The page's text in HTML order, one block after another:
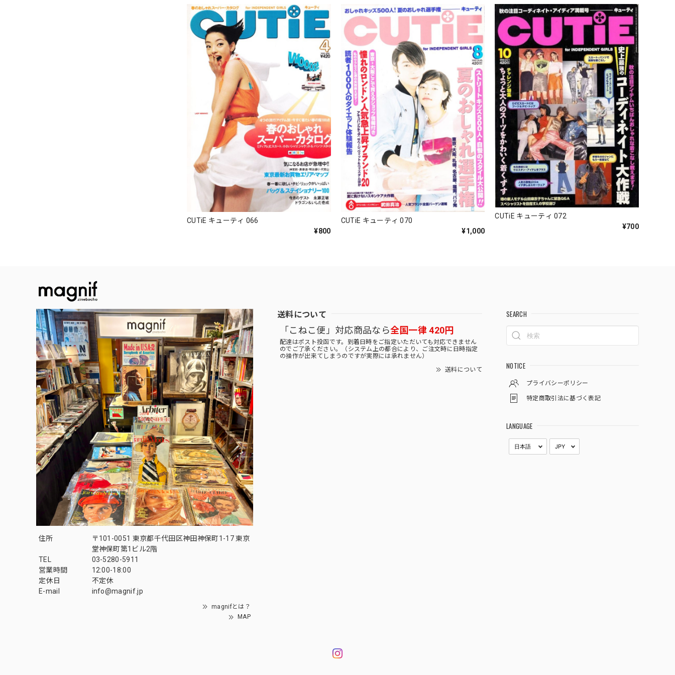
CUTiE キューティ 066
¥800
CUTiE キューティ 070
¥1,000
CUTiE キューティ 072
¥700
住所
〒101-0051 東京都千代田区神田神保町1-17 東京
堂神保町第1ビル2階
TEL
03-5280-5911
営業時間
12:00-18:00
定休日
不定休
E-mail
info@magnif.jp
magnifとは？
MAP
送料について
「こねこ便」対応商品なら全国一律 420円
配達はポスト投函です。到着日時をご指定いただいても対応できません
のでご了承ください。（システム上の都合により、ご注文時に日時指定
の操作が出来てしまうのですが実際には承れません）
送料について
SEARCH
NOTICE
プライバシーポリシー
特定商取引法に基づく表記
LANGUAGE